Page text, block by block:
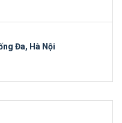
Đa, Hà Nội